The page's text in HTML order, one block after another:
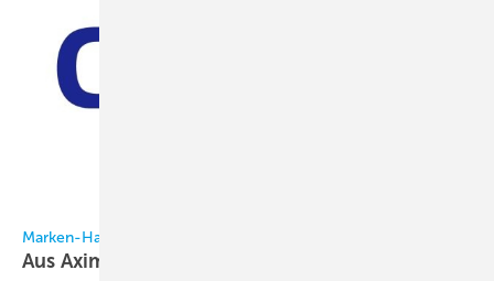
Marken-Harmonisierung bei GDF Suez
Aus Axima wird